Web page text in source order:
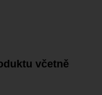
včetně